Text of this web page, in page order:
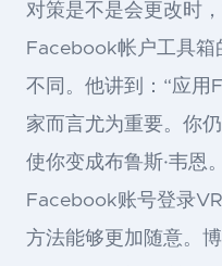
对策是不是会更改时
Facebook帐户工具箱
不同。他讲到：“应用
家而言尤为重要。你
使你变成布鲁斯·韦恩
Facebook账号登录
方法能够更加随意。